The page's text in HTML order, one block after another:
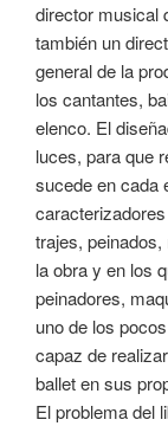
director musical
también un
general de la
los cantantes,
elenco. El
luces, para que
sucede en cada
trajes,
la obra y en los
peinadores,
uno de los
capaz de
ballet en sus
El problema del